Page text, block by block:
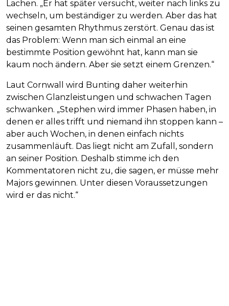
Lachen. „Er hat später versucht, weiter nach links zu
wechseln, um beständiger zu werden. Aber das hat
seinen gesamten Rhythmus zerstört. Genau das ist
das Problem: Wenn man sich einmal an eine
bestimmte Position gewöhnt hat, kann man sie
kaum noch ändern. Aber sie setzt einem Grenzen.“
Laut Cornwall wird Bunting daher weiterhin
zwischen Glanzleistungen und schwachen Tagen
schwanken. „Stephen wird immer Phasen haben, in
denen er alles trifft und niemand ihn stoppen kann –
aber auch Wochen, in denen einfach nichts
zusammenläuft. Das liegt nicht am Zufall, sondern
an seiner Position. Deshalb stimme ich den
Kommentatoren nicht zu, die sagen, er müsse mehr
Majors gewinnen. Unter diesen Voraussetzungen
wird er das nicht.“